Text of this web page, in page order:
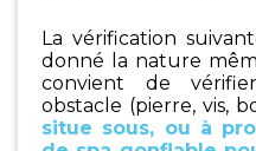
La vérification
donné la nature
convient de
obstacle (pierre, vis,
situe sous, ou à